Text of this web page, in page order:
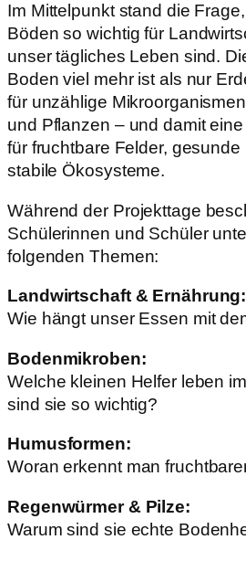
Im Mittelpunkt stand die
Böden so wichtig für
unser tägliches Leben sind.
Boden viel mehr ist als nur
für unzählige
und Pflanzen – und damit
für fruchtbare Felder, gesunde
stabile Ökosysteme.
Während der Projekttage
Schülerinnen und Schüler
folgenden Themen:
Landwirtschaft & Ernährung:
Wie hängt unser Essen mit
Bodenmikroben:
Welche kleinen Helfer leben
sind sie so wichtig?
Humusformen:
Woran erkennt man
Regenwürmer & Pilze:
Warum sind sie echte